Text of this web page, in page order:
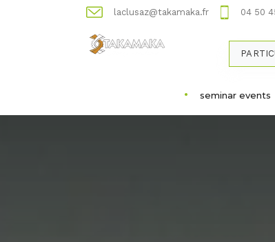
laclusaz@takamaka.fr 04 50
seminar events